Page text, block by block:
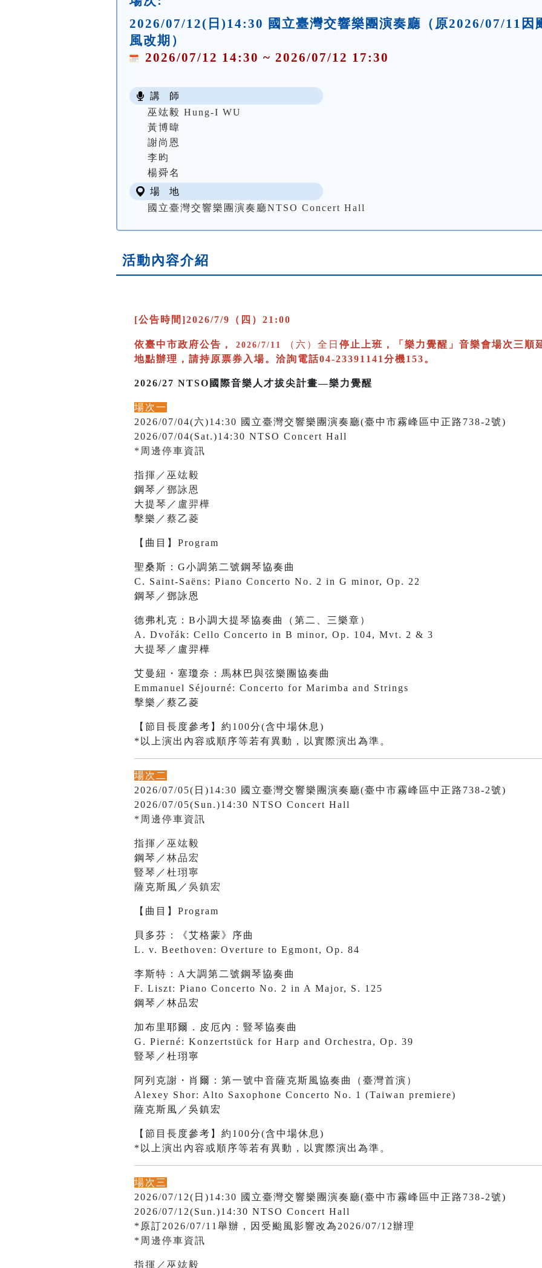
2026/07/12(日)14:30 國立臺灣交響樂團演奏廳（原2026/07/11因
風改期）
2026/07/12 14:30 ~ 2026/07/12 17:30
講 師
巫竑毅 Hung-I WU
黃博暐
謝尚恩
李昀
楊舜名
場 地
國立臺灣交響樂團演奏廳NTSO Concert Hall
活動內容介紹
[公告時間]2026/7/9（四）21:00
依臺中市政府公告， 2026/7/11 （六）全日 停止上班，
「樂力覺醒」音樂會場次三
地點辦理，請持原票券入場。洽詢電話04-23391141分機153。
2026/27 NTSO國際音樂人才拔尖計畫—樂力覺醒
場次一
2026/07/04(六)14:30 國立臺灣交響樂團演奏廳(臺中市霧峰區中正路738-2號)
2026/07/04(Sat.)14:30 NTSO Concert Hall
*周邊停車資訊
指揮／巫竑毅
鋼琴／ 鄧詠恩
大提琴／ 盧羿樺
擊樂／ 蔡乙菱
【曲目】Program
聖桑斯：G小調第二號鋼琴協奏曲
C. Saint-Saëns: Piano Concerto No. 2 in G minor, Op. 22
鋼琴／鄧詠恩
德弗札克：B小調大提琴協奏曲（第二、三樂章）
A. Dvořák: Cello Concerto in B minor, Op. 104, Mvt. 2 & 3
大提琴／盧羿樺
艾曼紐・塞瓊奈：馬林巴與弦樂團協奏曲
Emmanuel Séjourné: Concerto for Marimba and Strings
擊樂／蔡乙菱
【節目長度參考】約100分(含中場休息)
*以上演出內容或順序等若有異動，以實際演出為準。
場次二
2026/07/05(日)14:30 國立臺灣交響樂團演奏廳(臺中市霧峰區中正路738-2號)
2026/07/05(Sun.)14:30 NTSO Concert Hall
*周邊停車資訊
指揮／巫竑毅
鋼琴／ 林品宏
豎琴／ 杜珝寧
薩克斯風／ 吳鎮宏
【曲目】Program
貝多芬：《艾格蒙》序曲
L. v. Beethoven: Overture to Egmont, Op. 84
李斯特：A大調第二號鋼琴協奏曲
F. Liszt: Piano Concerto No. 2 in A Major, S. 125
鋼琴／林品宏
加布里耶爾．皮厄內：豎琴協奏曲
G. Pierné: Konzertstück for Harp and Orchestra, Op. 39
豎琴／杜珝寧
阿列克謝・肖爾：第一號中音薩克斯風協奏曲（臺灣首演）
Alexey Shor: Alto Saxophone Concerto No. 1 (Taiwan premiere)
薩克斯風／吳鎮宏
【節目長度參考】約100分(含中場休息)
*以上演出內容或順序等若有異動，以實際演出為準。
場次三
2026/07/12(日)14:30 國立臺灣交響樂團演奏廳(臺中市霧峰區中正路738-2號)
2026/07/12(Sun.)14:30 NTSO Concert Hall
*原訂2026/07/11舉辦，因受颱風影響改為2026/07/12辦理
*周邊停車資訊
指揮／巫竑毅